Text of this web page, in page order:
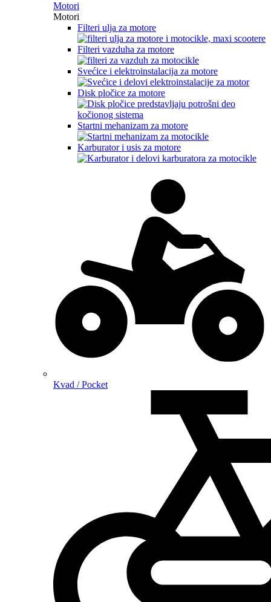
Motori
Motori
Filteri ulja za motore
Filteri vazduha za motore
Svećice i elektroinstalacija za motore
Disk pločice za motore
Startni mehanizam za motore
Karburator i usis za motore
Kvad / Pocket